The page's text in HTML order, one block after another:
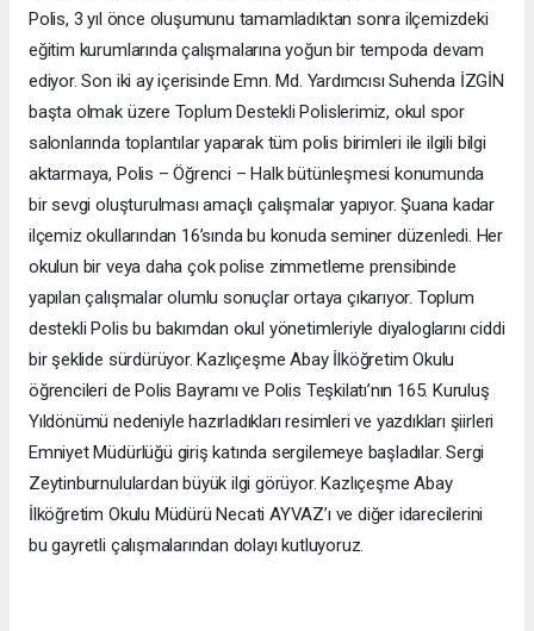
Polis, 3 yıl önce oluşumunu tamamladıktan sonra ilçemizdeki
eğitim kurumlarında çalışmalarına yoğun bir tempoda devam
ediyor. Son iki ay içerisinde Emn. Md. Yardımcısı Suhenda İZGİN
başta olmak üzere Toplum Destekli Polislerimiz, okul spor
salonlarında toplantılar yaparak tüm polis birimleri ile ilgili bilgi
aktarmaya, Polis – Öğrenci – Halk bütünleşmesi konumunda
bir sevgi oluşturulması amaçlı çalışmalar yapıyor. Şuana kadar
ilçemiz okullarından 16’sında bu konuda seminer düzenledi. Her
okulun bir veya daha çok polise zimmetleme prensibinde
yapılan çalışmalar olumlu sonuçlar ortaya çıkarıyor. Toplum
destekli Polis bu bakımdan okul yönetimleriyle diyaloglarını ciddi
bir şeklide sürdürüyor. Kazlıçeşme Abay İlköğretim Okulu
öğrencileri de Polis Bayramı ve Polis Teşkilatı’nın 165. Kuruluş
Yıldönümü nedeniyle hazırladıkları resimleri ve yazdıkları şiirleri
Emniyet Müdürlüğü giriş katında sergilemeye başladılar. Sergi
Zeytinburnululardan büyük ilgi görüyor. Kazlıçeşme Abay
İlköğretim Okulu Müdürü Necati AYVAZ’ı ve diğer idarecilerini
bu gayretli çalışmalarından dolayı kutluyoruz.